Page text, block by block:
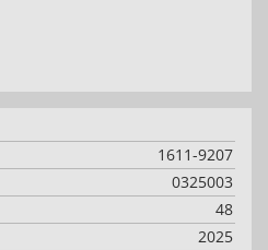
1611-9207
0325003
48
2025